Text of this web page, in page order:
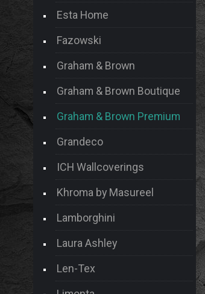
Esta Home
Fazowski
Graham & Brown
Graham & Brown Boutique
Graham & Brown Premium
Grandeco
ICH Wallcoverings
Khroma by Masureel
Lamborghini
Laura Ashley
Len-Tex